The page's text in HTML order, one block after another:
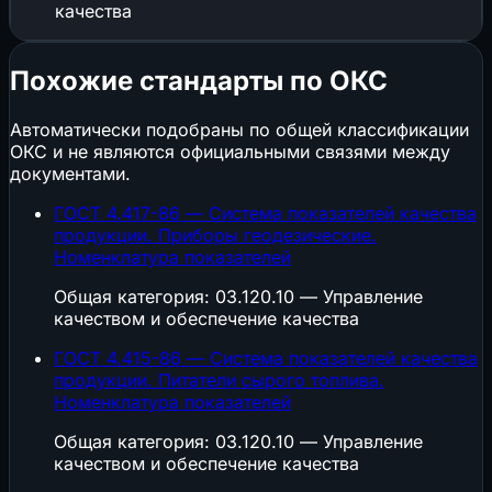
качества
Похожие стандарты по ОКС
Автоматически подобраны по общей классификации
ОКС и не являются официальными связями между
документами.
ГОСТ 4.417-86 — Система показателей качества
продукции. Приборы геодезические.
Номенклатура показателей
Общая категория: 03.120.10 — Управление
качеством и обеспечение качества
ГОСТ 4.415-86 — Система показателей качества
продукции. Питатели сырого топлива.
Номенклатура показателей
Общая категория: 03.120.10 — Управление
качеством и обеспечение качества